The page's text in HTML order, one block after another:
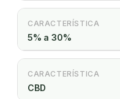
CARACTERÍSTICA
5% a 30%
CARACTERÍSTICA
CBD